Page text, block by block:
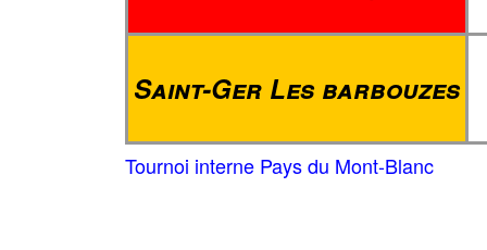
Saint-Ger Les barbouzes
Tournoi interne Pays du Mont-Blanc